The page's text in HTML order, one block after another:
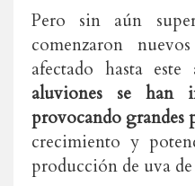
Pero sin aún
comenzaron
afectado hasta este
aluviones se han
provocando grandes
crecimiento y
producción de uva de